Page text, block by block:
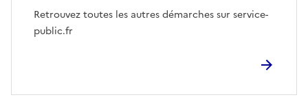
Retrouvez toutes les autres démarches sur service-
public.fr